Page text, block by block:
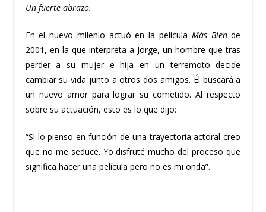
Un fuerte abrazo.
En el nuevo milenio actuó en la película Más Biende
2001, en la que interpreta a Jorge, un hombre que tras
perder a su mujer e hija en un terremoto decide
cambiar su vida junto a otros dos amigos. Él buscará a
un nuevo amor para lograr su cometido. Al respecto
sobre su actuación, esto es lo que dijo:
“Si lo pienso en función de una trayectoria actoral creo
que no me seduce. Yo disfruté mucho del proceso que
significa hacer una película pero no es mi onda”.